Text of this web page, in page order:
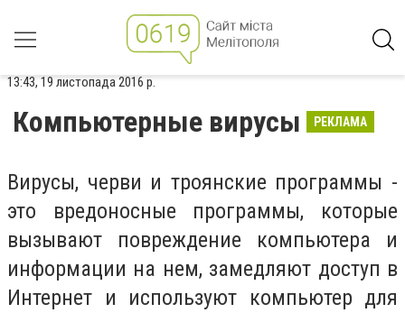
13:43, 19 листопада 2016 р.
Компьютерные вирусы РЕКЛАМА
Вирусы, черви и троянские программы -
это вредоносные программы, которые
вызывают повреждение компьютера и
информации на нем, замедляют доступ в
Интернет и используют компьютер для